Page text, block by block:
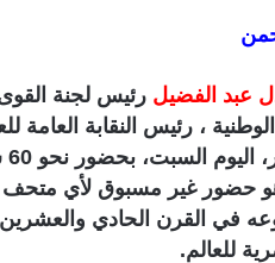
عبد الفضيل رئيس لجنة
، رئيس النقابة العامة
حضور غير مسبوق لأي متحف فى
في القرن الحادي
للعالم.